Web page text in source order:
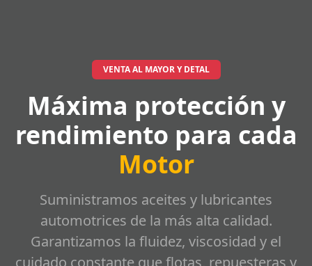
VENTA AL MAYOR Y DETAL
Máxima protección y
rendimiento para cada
Motor
Suministramos aceites y lubricantes
automotrices de la más alta calidad.
Garantizamos la fluidez, viscosidad y el